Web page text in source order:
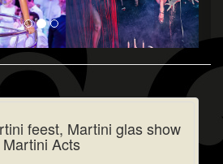
feest, Martini glas show
Martini Acts